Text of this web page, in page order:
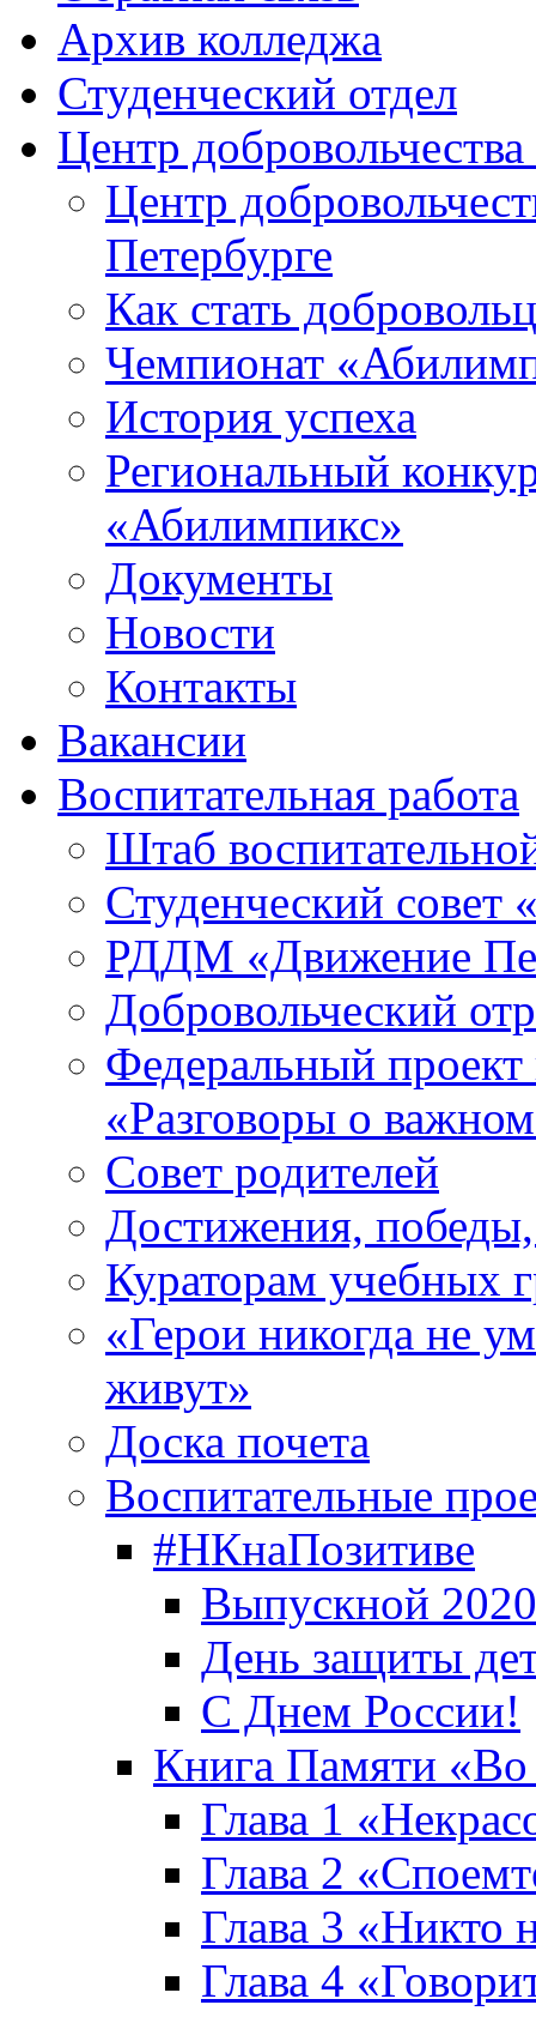
Архив колледжа
Студенческий отдел
Центр
Центр
Петербурге
Как стать
Чемпионат
История успеха
Региональный
«Абилимпикс»
Документы
Новости
Контакты
Вакансии
Воспитательная работа
Штаб
Студенческий совет
РДДМ «Движение
Добровольческий
Федеральный
«Разговоры о
Совет родителей
Достижения,
Кураторам учебных
«Герои никогда не
живут»
Доска почета
Воспитательные
#НКнаПозитиве
Выпускной
День защиты
С Днем России!
Книга Памяти
Глава 1
Глава 2
Глава 3 «Никто
Глава 4